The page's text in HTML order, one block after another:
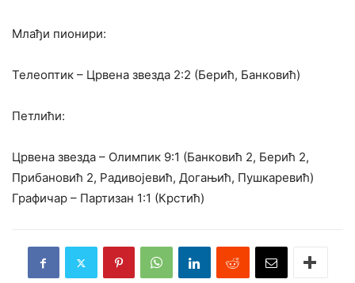
Млађи пионири:
Телеоптик – Црвена звезда 2:2 (Берић, Банковић)
Петлићи:
Црвена звезда – Олимпик 9:1 (Банковић 2, Берић 2,
Прибановић 2, Радивојевић, Догањић, Пушкаревић)
Графичар – Партизан 1:1 (Крстић)